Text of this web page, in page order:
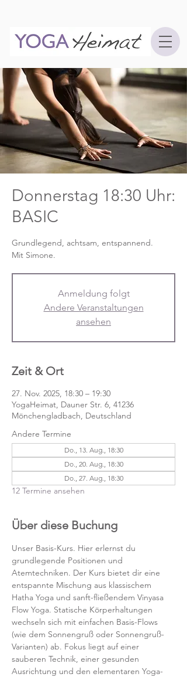
Donnerstag 18:30 Uhr:
BASIC
Grundlegend, achtsam, entspannend.
Mit Simone.
Anmeldung folgt
Andere Veranstaltungen
ansehen
Zeit & Ort
27. Nov. 2025, 18:30 – 19:30
YogaHeimat, Dauner Str. 6, 41236
Mönchengladbach, Deutschland
Andere Termine
Do., 13. Aug., 18:30
Do., 20. Aug., 18:30
Do., 27. Aug., 18:30
12 Termine ansehen
Über diese Buchung
Unser Basis-Kurs. Hier erlernst du
grundlegende Positionen und
Atemtechniken. Der Kurs bietet dir eine
entspannte Mischung aus klassischem
Hatha Yoga und sanft-fließendem Vinyasa
Flow Yoga. Statische Körperhaltungen
wechseln sich mit einfachen Basis-Flows
(wie dem Sonnengruß oder Sonnengruß-
Varianten) ab. Fokus liegt auf einer
sauberen Technik, einer gesunden
Ausrichtung und den elementaren Yoga-